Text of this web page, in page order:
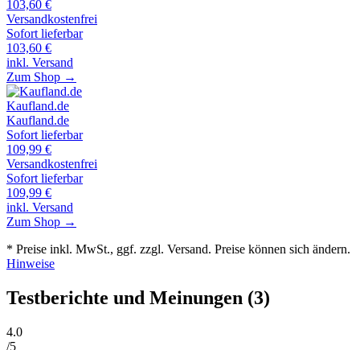
103,60 €
Versandkostenfrei
Sofort lieferbar
103,60 €
inkl. Versand
Zum Shop →
Kaufland.de
Kaufland.de
Sofort lieferbar
109,99 €
Versandkostenfrei
Sofort lieferbar
109,99 €
inkl. Versand
Zum Shop →
* Preise inkl. MwSt., ggf. zzgl. Versand. Preise können sich ändern.
Hinweise
Testberichte und Meinungen (3)
4.0
/5